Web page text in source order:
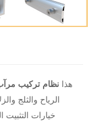
هذا نظام تركيب
الرياح والثلج
خيارات